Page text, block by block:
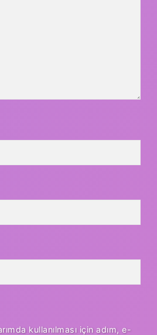
kullanılması için adım, e-